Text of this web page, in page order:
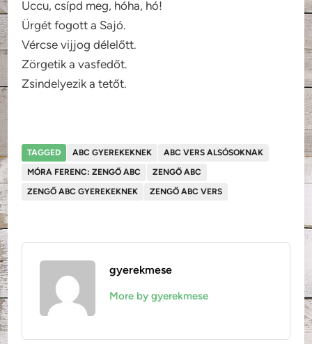
Uccu, csípd meg, hóha, hó!
Ürgét fogott a Sajó.
Vércse vijjog délelőtt.
Zörgetik a vasfedőt.
Zsindelyezik a tetőt.
TAGGED ABC GYEREKEKNEK
ABC VERS ALSÓSOKNAK
MÓRA FERENC: ZENGŐ ABC
ZENGŐ ABC
ZENGŐ ABC GYEREKEKNEK
ZENGŐ ABC VERS
gyerekmese
More by gyerekmese